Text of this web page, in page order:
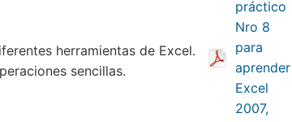
herramientas de Excel.
sencillas.